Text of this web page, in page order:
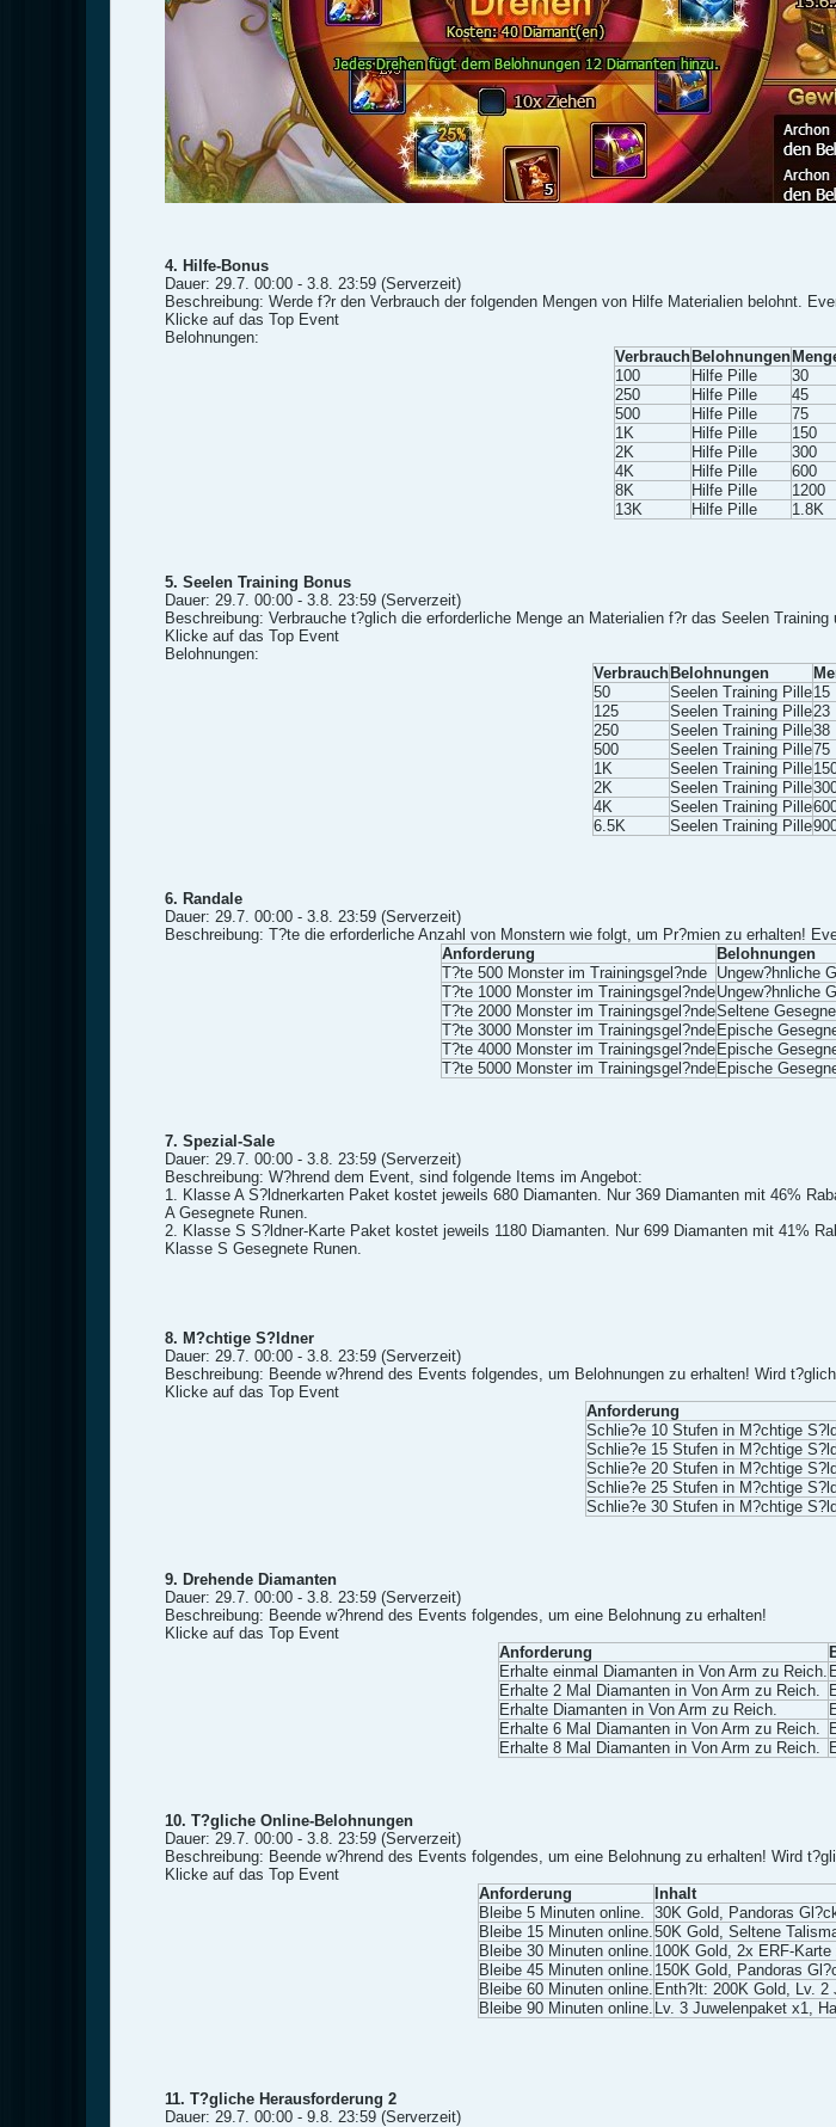
4. Hilfe-Bonus
Dauer: 29.7. 00:00 - 3.8. 23:59 (Serverzeit)
Beschreibung: Werde f?r den Verbrauch der folgenden Mengen von Hilfe Materialien belohnt.
Klicke auf das Top Event
Belohnungen:
Verbrauch Belohnungen
100
Hilfe Pille
30
250
Hilfe Pille
45
500
Hilfe Pille 75
1K
Hilfe Pille 150
2K
Hilfe Pille 300
4K
Hilfe Pille 600
8K
Hilfe Pille 1200
13K
Hilfe Pille 1.8K
5. Seelen Training Bonus
Dauer: 29.7. 00:00 - 3.8. 23:59 (Serverzeit)
Beschreibung: Verbrauche t?glich die erforderliche Menge an Materialien f?r das Seelen
Klicke auf das Top Event
Belohnungen:
Verbrauch Belohnungen
50
Seelen Training Pille15
125
Seelen Training Pille23
250
Seelen Training Pille38
500
Seelen Training Pille75
1K
Seelen Training Pille
2K
Seelen Training Pille
4K
Seelen Training Pille
6.5K
Seelen Training Pille
6. Randale
Dauer: 29.7. 00:00 - 3.8. 23:59 (Serverzeit)
Beschreibung: T?te die erforderliche Anzahl von Monstern wie folgt, um Pr?mien zu erhalten!
Anforderung
Belohnungen
T?te 500 Monster im Trainingsgel?nde
Ungew?hnliche
T?te 1000 Monster im Trainingsgel?ndeUngew?hnliche
T?te 2000 Monster im Trainingsgel?ndeSeltene
T?te 3000 Monster im Trainingsgel?nde Epische
T?te 4000 Monster im Trainingsgel?nde Epische
T?te 5000 Monster im Trainingsgel?nde Epische
7. Spezial-Sale
Dauer: 29.7. 00:00 - 3.8. 23:59 (Serverzeit)
Beschreibung: W?hrend dem Event, sind folgende Items im Angebot:
1. Klasse A S?ldnerkarten Paket kostet jeweils 680 Diamanten. Nur 369 Diamanten mit 46%
A Gesegnete Runen.
2. Klasse S S?ldner-Karte Paket kostet jeweils 1180 Diamanten. Nur 699 Diamanten mit 41%
Klasse S Gesegnete Runen.
8. M?chtige S?ldner
Dauer: 29.7. 00:00 - 3.8. 23:59 (Serverzeit)
Beschreibung: Beende w?hrend des Events folgendes, um Belohnungen zu erhalten! Wird
Klicke auf das Top Event
Anforderung
Schlie?e 10 Stufen in M?chtige
Schlie?e 15 Stufen in M?chtige
Schlie?e 20 Stufen in M?chtige
Schlie?e 25 Stufen in M?chtige
Schlie?e 30 Stufen in M?chtige
9. Drehende Diamanten
Dauer: 29.7. 00:00 - 3.8. 23:59 (Serverzeit)
Beschreibung: Beende w?hrend des Events folgendes, um eine Belohnung zu erhalten!
Klicke auf das Top Event
Anforderung
Erhalte einmal Diamanten in Von Arm zu Reich.
Erhalte 2 Mal Diamanten in Von Arm zu Reich.
Erhalte Diamanten in Von Arm zu Reich.
Erhalte 6 Mal Diamanten in Von Arm zu Reich.
Erhalte 8 Mal Diamanten in Von Arm zu Reich.
10. T?gliche Online-Belohnungen
Dauer: 29.7. 00:00 - 3.8. 23:59 (Serverzeit)
Beschreibung: Beende w?hrend des Events folgendes, um eine Belohnung zu erhalten! Wird
Klicke auf das Top Event
Anforderung
Inhalt
Bleibe 5 Minuten online. 30K Gold, Pandoras
Bleibe 15 Minuten online.50K Gold, Seltene
Bleibe 30 Minuten online. 100K Gold, 2x ERF-Karte
Bleibe 45 Minuten online. 150K Gold, Pandoras
Bleibe 60 Minuten online. Enth?lt: 200K Gold, Lv.
Bleibe 90 Minuten online. Lv. 3 Juwelenpaket x1,
11. T?gliche Herausforderung 2
Dauer: 29.7. 00:00 - 9.8. 23:59 (Serverzeit)